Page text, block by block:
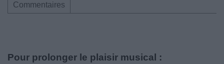
Commentaires
Pour prolonger le plaisir musical :